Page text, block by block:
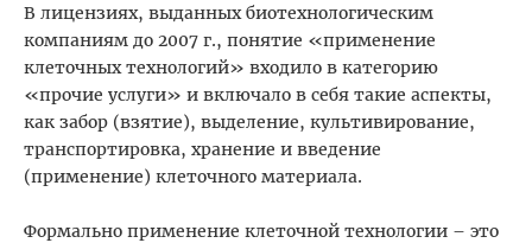
В лицензиях, выданных биотехнологическим
компаниям до 2007 г., понятие «применение
клеточных технологий» входило в категорию
«прочие услуги» и включало в себя такие аспекты,
как забор (взятие), выделение, культивирование,
транспортировка, хранение и введение
(применение) клеточного материала.
Формально применение клеточной технологии – это